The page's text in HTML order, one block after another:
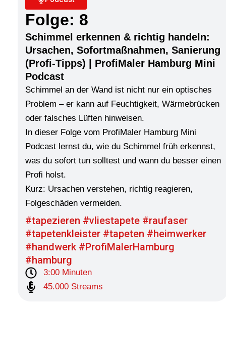
Folge: 8
Schimmel erkennen & richtig handeln:
Ursachen, Sofortmaßnahmen, Sanierung
(Profi-Tipps) | ProfiMaler Hamburg Mini
Podcast
Schimmel an der Wand ist nicht nur ein optisches
Problem – er kann auf Feuchtigkeit, Wärmebrücken
oder falsches Lüften hinweisen.
In dieser Folge vom ProfiMaler Hamburg Mini
Podcast lernst du, wie du Schimmel früh erkennst,
was du sofort tun solltest und wann du besser einen
Profi holst.
Kurz: Ursachen verstehen, richtig reagieren,
Folgeschäden vermeiden.
#tapezieren #vliestapete #raufaser
#tapetenkleister #tapeten #heimwerker
#handwerk #ProfiMalerHamburg
#hamburg
3:00 Minuten
45.000 Streams